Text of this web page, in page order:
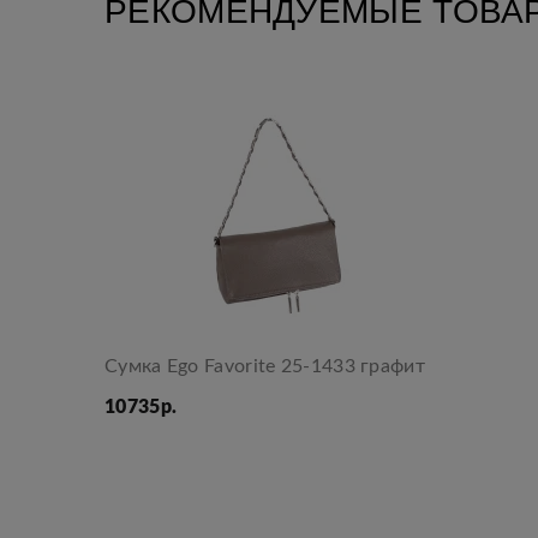
РЕКОМЕНДУЕМЫЕ
Сумка Ego Favorite 25-1433 графит
10735р.